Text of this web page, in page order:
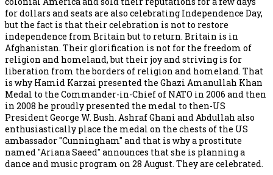
for dollars and seats are also celebrating Independence Day,
but the fact is that their celebration is not to restore
independence from Britain but to return. Britain is in
Afghanistan. Their glorification is not for the freedom of
religion and homeland, but their joy and striving is for
liberation from the borders of religion and homeland. That
is why Hamid Karzai presented the Ghazi Amanullah Khan
Medal to the Commander-in-Chief of NATO in 2006 and then
in 2008 he proudly presented the medal to then-US
President George W. Bush. Ashraf Ghani and Abdullah also
enthusiastically place the medal on the chests of the US
ambassador "Cunningham" and that is why a prostitute
named "Ariana Saeed" announces that she is planning a
dance and music program on 28 August. They are celebrated.